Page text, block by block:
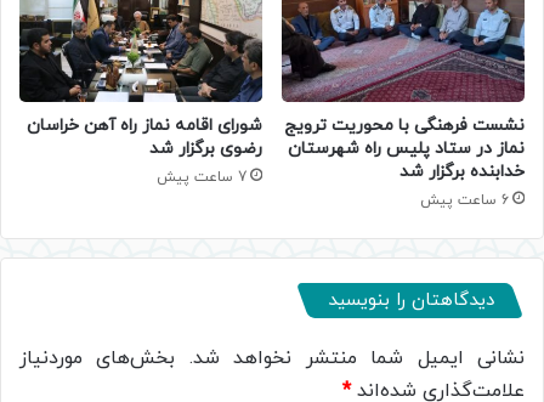
نشست فرهنگی با محوریت ترویج
نماز در ستاد پلیس راه شهرستان
خدابنده برگزار شد
6 ساعت پیش
شورای اقامه نماز راه آهن خراسان
رضوی برگزار شد
7 ساعت پیش
دیدگاهتان را بنویسید
نشانی ایمیل شما منتشر نخواهد شد. بخش‌های موردنیاز
علامت‌گذاری شده‌اند*